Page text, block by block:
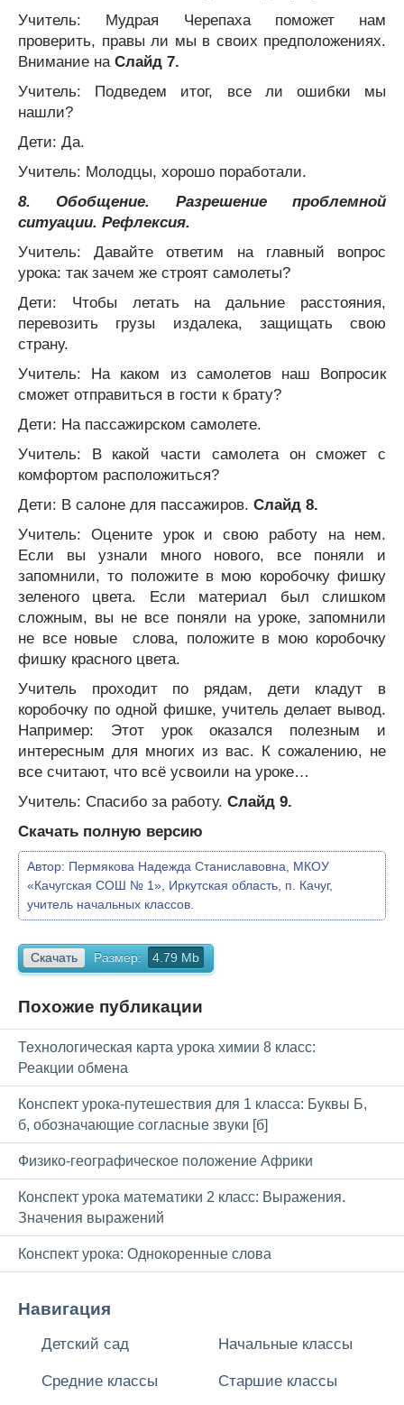
Учитель: Мудрая Черепаха поможет нам
проверить, правы ли мы в своих предположениях.
Внимание на Слайд 7.
Учитель: Подведем итог, все ли ошибки мы
нашли?
Дети: Да.
Учитель: Молодцы, хорошо поработали.
8.Обобщение. Разрешение проблемной
ситуации. Рефлексия.
Учитель: Давайте ответим на главный вопрос
урока: так зачем же строят самолеты?
Дети: Чтобы летать на дальние расстояния,
перевозить грузы издалека, защищать свою
страну.
Учитель: На каком из самолетов наш Вопросик
сможет отправиться в гости к брату?
Дети: На пассажирском самолете.
Учитель: В какой части самолета он сможет с
комфортом расположиться?
Дети: В салоне для пассажиров. Слайд 8.
Учитель: Оцените урок и свою работу на нем.
Если вы узнали много нового, все поняли и
запомнили, то положите в мою коробочку фишку
зеленого цвета. Если материал был слишком
сложным, вы не все поняли на уроке, запомнили
не все новые слова, положите в мою коробочку
фишку красного цвета.
Учитель проходит по рядам, дети кладут в
коробочку по одной фишке, учитель делает вывод.
Например: Этот урок оказался полезным и
интересным для многих из вас. К сожалению, не
все считают, что всё усвоили на уроке…
Учитель: Спасибо за работу. Слайд 9.
Скачать полную версию
Автор: Пермякова Надежда Станиславовна, МКОУ
«Качугская СОШ № 1», Иркутская область, п. Качуг,
учитель начальных классов.
Скачать Размер: 4.79 Mb
Похожие публикации
Технологическая карта урока химии 8 класс:
Реакции обмена
Конспект урока-путешествия для 1 класса: Буквы Б,
б, обозначающие согласные звуки [б]
Физико-географическое положение Африки
Конспект урока математики 2 класс: Выражения.
Значения выражений
Конспект урока: Однокоренные слова
Навигация
Детский сад Начальные классы
Средние классы Старшие классы